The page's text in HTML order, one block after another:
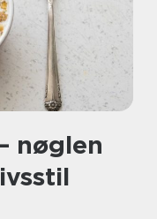
nøglen